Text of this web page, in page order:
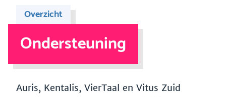
Overzicht
Ondersteuning
Auris, Kentalis, VierTaal en Vitus Zuid